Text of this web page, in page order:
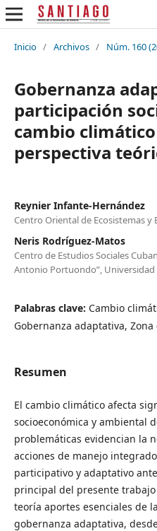
Inicio / Archivos / Núm. 160
Gobernanza
participación
cambio
perspectiva
Reynier Infante-Hernández
Centro Oriental de Ecosistemas y
Neris Rodríguez-Matos
Centro de Estudios Sociales
Antonio Portuondo”,
Palabras clave: Cambio
Gobernanza adaptativa, Zona
Resumen
El cambio climático afecta
socioeconómica y ambiental
problemáticas evidencian la
acciones de manejo
participativo y adaptativo
principal del presente
teoría aportes esenciales de
gobernanza adaptativa,